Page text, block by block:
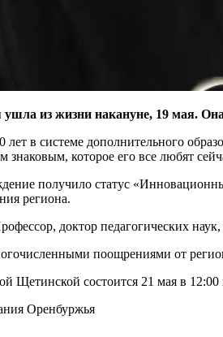
из жизни накануне, 19 мая. Она
лет в системе дополнительного
знаковым, которое его все любят
получило статус
региона.
доктор педагогических
поощрениями от
Щетинской состоится 21 мая в
Оренбуржья